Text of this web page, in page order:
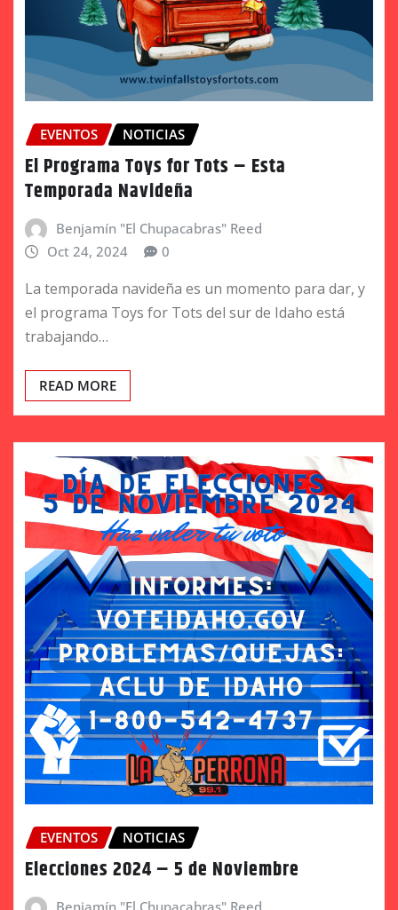
EVENTOS NOTICIAS
El Programa Toys for Tots – Esta
Temporada Navideña
Benjamín "El Chupacabras" Reed
Oct 24, 2024
0
La temporada navideña es un momento para dar, y
el programa Toys for Tots del sur de Idaho está
trabajando…
READ MORE
EVENTOS NOTICIAS
Elecciones 2024 – 5 de Noviembre